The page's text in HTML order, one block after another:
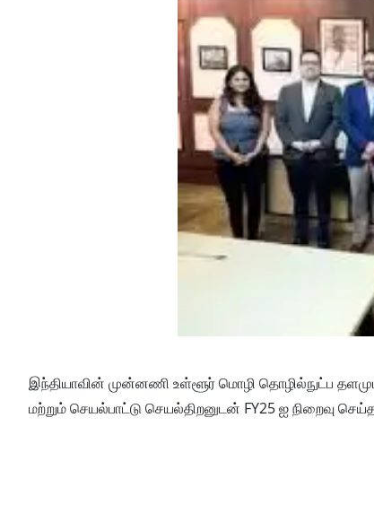
இந்தியாவின் முன்னணி உள்ளூர் மொழி தொழில்நுட்ப
மற்றும் செயல்பாட்டு செயல்திறனுடன் FY25 ஐ நிறைவு